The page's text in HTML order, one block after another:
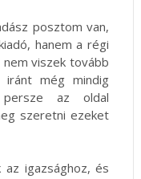
posztom van,
hanem a régi
viszek tovább
iránt még mindig
az oldal
szeretni ezeket
igazsághoz, és